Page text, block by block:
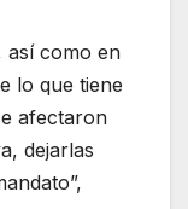
así como en
lo que tiene
afectaron
dejarlas